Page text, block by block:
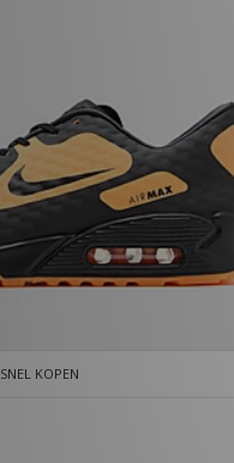
SNEL KOPEN